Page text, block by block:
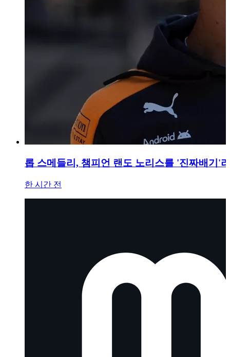
롭 스메들리, 챔피언 랜도 노리스를 '진짜배기'
한 시간 전